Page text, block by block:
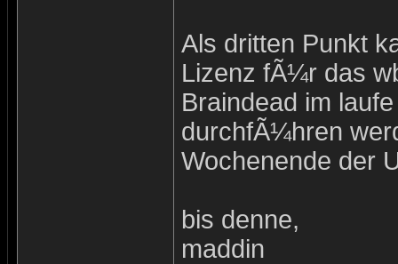
Als dritten Punkt
Lizenz fÃ¼r das
Braindead im
durchfÃ¼hren
Wochenende der
bis denne,
maddin